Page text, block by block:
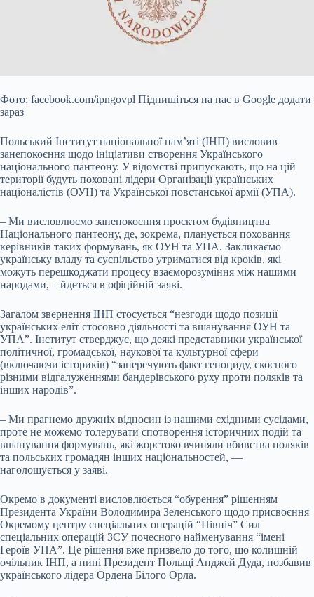
Фото: facebook.com/ipngovpl Підпишіться на нас в Google додати
зараз
Польський Інститут національної пам’яті (ІНП) висловив
занепокоєння щодо ініціативи створення Українського
національного пантеону. У відомстві припускають, що на цій
території будуть поховані лідери Організації українських
націоналістів (ОУН) та Української повстанської армії (УПА).
– Ми висловлюємо занепокоєння проєктом будівництва
Національного пантеону, де, зокрема, планується поховання
керівників таких формувань, як ОУН та УПА. Закликаємо
українську владу та суспільство утриматися від кроків, які
можуть перешкоджати процесу взаєморозуміння між нашими
народами, – йдеться в офіційній заяві.
Загалом звернення ІНП стосується “незгоди щодо позиції
українських еліт стосовно діяльності та вшанування ОУН та
УПА”. Інститут стверджує, що деякі представники української
політичної, громадської, наукової та культурної сфери
(включаючи істориків) “заперечують факт геноциду, скоєного
різними відгалуженнями бандерівського руху проти поляків та
інших народів”.
– Ми прагнемо дружніх відносин із нашими східними сусідами,
проте не можемо толерувати спотворення історичних подій та
вшанування формувань, які жорстоко вчиняли вбивства поляків
та польських громадян інших національностей, —
наголошується у заяві.
Окремо в документі висловлюється “обурення” рішенням
Президента України Володимира Зеленського щодо присвоєння
Окремому центру спеціальних операцій “Північ” Сил
спеціальних операцій ЗСУ почесного найменування “імені
Героїв УПА”. Це рішення вже призвело до того, що колишній
очільник ІНП, а нині Президент Польщі Анджей Дуда, позбавив
українського лідера Ордена Білого Орла.